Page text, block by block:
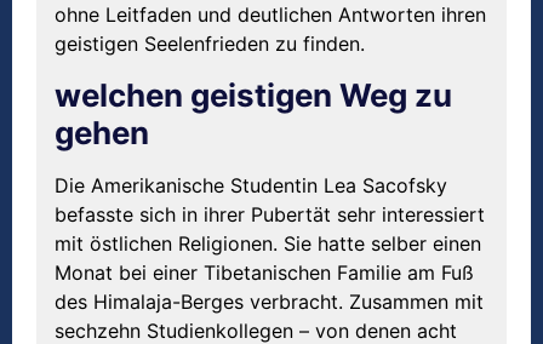
ohne Leitfaden und deutlichen Antworten ihren
geistigen Seelenfrieden zu finden.
welchen geistigen Weg zu
gehen
Die Amerikanische Studentin Lea Sacofsky
befasste sich in ihrer Pubertät sehr interessiert
mit östlichen Religionen. Sie hatte selber einen
Monat bei einer Tibetanischen Familie am Fuß
des Himalaja-Berges verbracht. Zusammen mit
sechzehn Studienkollegen – von denen acht